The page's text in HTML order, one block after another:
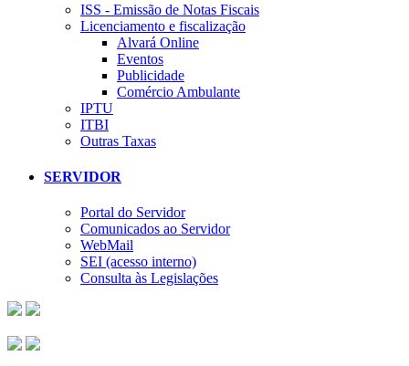
ISS - Emissão de Notas Fiscais
Licenciamento e fiscalização
Alvará Online
Eventos
Publicidade
Comércio Ambulante
IPTU
ITBI
Outras Taxas
SERVIDOR
Portal do Servidor
Comunicados ao Servidor
WebMail
SEI (acesso interno)
Consulta às Legislações